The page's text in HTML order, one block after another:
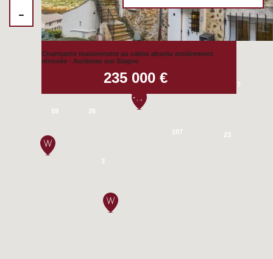
107
59 26
23
7
13
3
Charmante maisonnette au calme absolu entièrement
rénovée - Auribeau sur Siagne
235 000 €